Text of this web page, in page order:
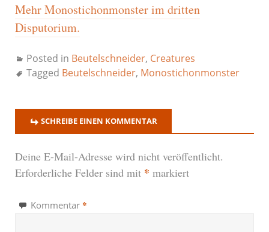
Mehr Monostichonmonster im dritten
Disputorium.
Posted in Beutelschneider, Creatures
Tagged Beutelschneider, Monostichonmonster
SCHREIBE EINEN KOMMENTAR
Deine E-Mail-Adresse wird nicht veröffentlicht.
Erforderliche Felder sind mit * markiert
Kommentar *